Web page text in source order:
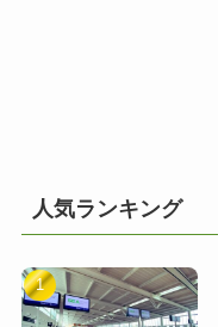
人気ランキング